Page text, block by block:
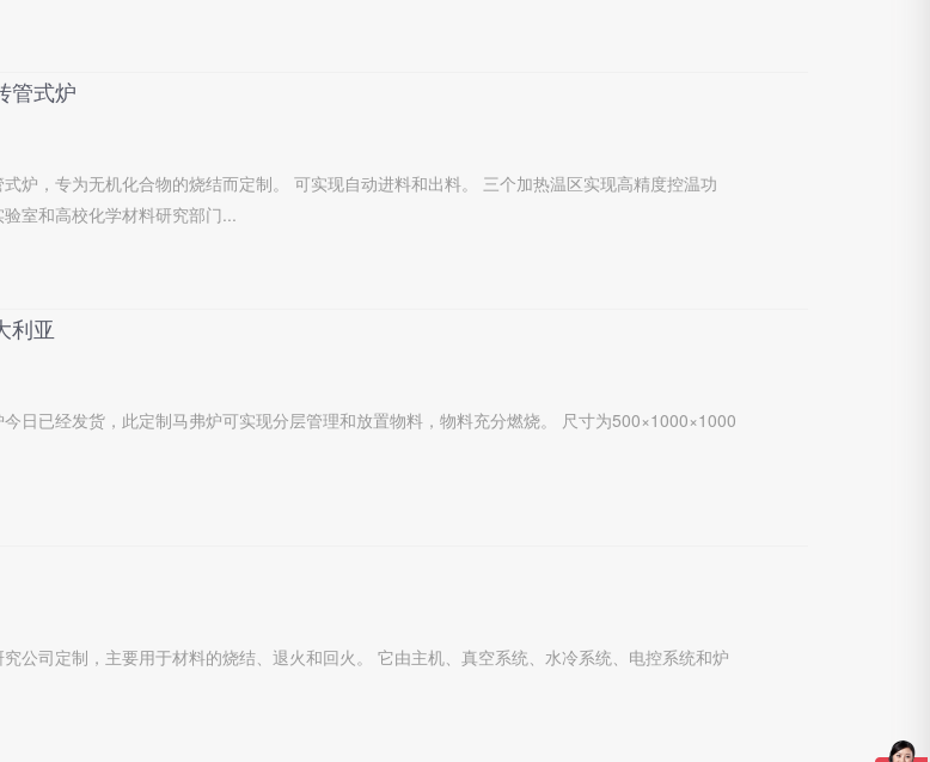
管式炉
炉，专为无机化合物的烧结而定制。 可实现自动进料和出料。 三个加热温区实现高精度控温功
室和高校化学材料研究部门...
利亚
日已经发货，此定制马弗炉可实现分层管理和放置物料，物料充分燃烧。 尺寸为500×1000×1000
公司定制，主要用于材料的烧结、退火和回火。 它由主机、真空系统、水冷系统、电控系统和炉